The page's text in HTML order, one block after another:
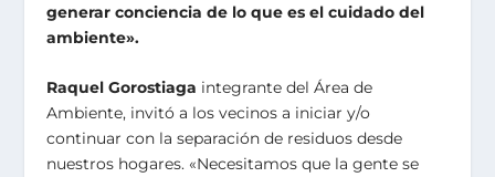
generar conciencia de lo que es el cuidado del
ambiente».
Raquel Gorostiaga integrante del Área de
Ambiente, invitó a los vecinos a iniciar y/o
continuar con la separación de residuos desde
nuestros hogares. «Necesitamos que la gente se